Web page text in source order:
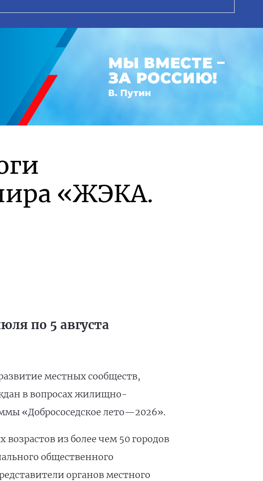
«ЖЭКА.
по 5 августа
местных сообществ,
в вопросах жилищно-
«Добрососедское лето—2026».
из более чем 50 городов
общественного
органов местного